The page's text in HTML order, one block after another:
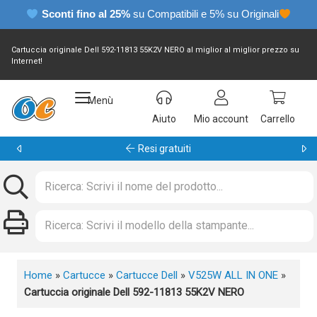
Sconti fino al 25% su Compatibili e 5% su Originali
Cartuccia originale Dell 592-11813 55K2V NERO al miglior al miglior prezzo su
Internet!
Menù
Aiuto
Mio account Carrello
Resi gratuiti
Home » Cartucce » Cartucce Dell » V525W ALL IN ONE »
Cartuccia originale Dell 592-11813 55K2V NERO